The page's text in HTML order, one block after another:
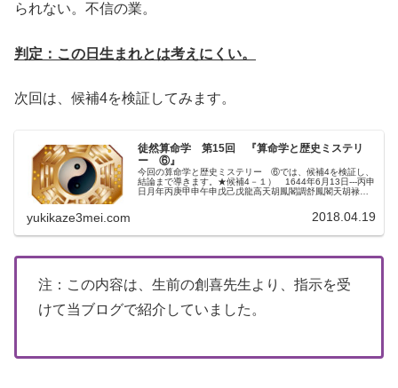
られない。不信の業。
判定：この日生まれとは考えにくい。
次回は、候補4を検証してみます。
徒然算命学 第15回 『算命学と歴史ミステリ
ー ⑥』
今回の算命学と歴史ミステリー ⑥では、候補4を検証し、
結論まで導きます。★候補4－１） 1644年6月13日---丙申
日月年丙庚甲申午申戊己戊龍高天胡鳳閣調舒鳳閣天胡禄存
yukikaze3mei.com 2018.04.19
注：この内容は、生前の創喜先生より、指示を受
けて当ブログで紹介していました。